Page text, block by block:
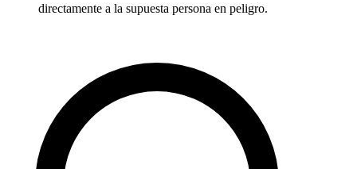
directamente a la supuesta persona en peligro.